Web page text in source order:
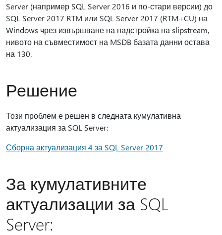
Server (например SQL Server 2016 и по-стари версии) до
SQL Server 2017 RTM или SQL Server 2017 (RTM+CU) на
Windows чрез извършване на надстройка на slipstream,
нивото на съвместимост на MSDB базата данни остава
на 130.
Решение
Този проблем е решен в следната кумулативна
актуализация за SQL Server:
Сборна актуализация 4 за SQL Server 2017
За кумулативните
актуализации за SQL
Server: